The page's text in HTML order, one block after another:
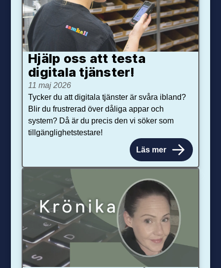
Hjälp oss att testa
digitala tjänster!
11 maj 2026
Tycker du att digitala tjänster är svåra ibland?
Blir du frustrerad över dåliga appar och
system? Då är du precis den vi söker som
tillgänglighetstestare!
Läs mer